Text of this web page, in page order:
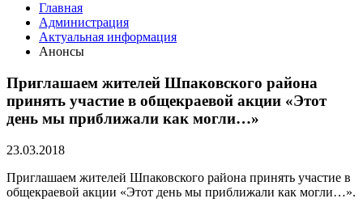
Главная
Администрация
Актуальная информация
Анонсы
Приглашаем жителей Шпаковского района
принять участие в общекраевой акции «Этот
день мы приближали как могли…»
23.03.2018
Приглашаем жителей Шпаковского района принять участие в
общекраевой акции «Этот день мы приближали как могли…».